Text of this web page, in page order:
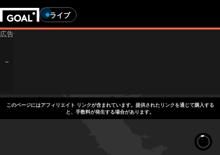
ライブ
このページにはアフィリエイト リンクが含まれています。提供されたリンクを通じて購入する
と、手数料が発生する場合があります。